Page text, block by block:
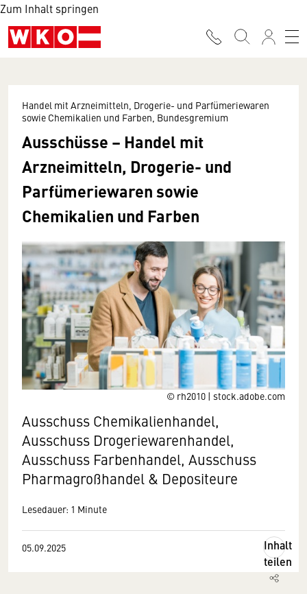
Zum Inhalt springen
© rh2010 | stock.adobe.com
Handel mit Arzneimitteln, Drogerie- und Parfümeriewaren
sowie Chemikalien und Farben, Bundesgremium
Ausschüsse – Handel mit
Arzneimitteln, Drogerie- und
Parfümeriewaren sowie
Chemikalien und Farben
Ausschuss Chemikalienhandel,
Ausschuss Drogeriewarenhandel,
Ausschuss Farbenhandel, Ausschuss
Pharmagroßhandel & Depositeure
Lesedauer: 1 Minute
05.09.2025
Inhalt
teilen